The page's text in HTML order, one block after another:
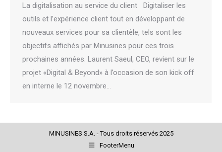
La digitalisation au service du client Digitaliser les
outils et l’expérience client tout en développant de
nouveaux services pour sa clientèle, tels sont les
objectifs affichés par Minusines pour ces trois
prochaines années. Laurent Saeul, CEO, revient sur le
projet «Digital & Beyond» à l’occasion de son kick off
en interne le 12 novembre…
MINUSINES S.A. - Tous droits réservés 2025
FooterMenu